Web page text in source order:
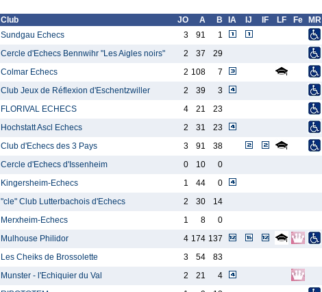
Club JO A B IA IJ IF LF Fe MR
Sundgau Echecs 3 91 1
Cercle d'Echecs Bennwihr "Les Aigles noirs" 2 37 29
Colmar Echecs 2 108 7
Club Jeux de Réflexion d'Eschentzwiller 2 39 3
FLORIVAL ECHECS 4 21
23
Hochstatt Ascl Echecs 2 31 23
Club d'Echecs des 3 Pays 3 91 38
Cercle d'Echecs d'Issenheim 0 10
0
Kingersheim-Echecs 1 44
0
"cle" Club Lutterbachois d'Echecs 2 30
14
Merxheim-Echecs 1 8
0
Mulhouse Philidor 4 174 137
Les Cheiks de Brossolette 3 54 83
Munster - l'Echiquier du Val 2 21 4